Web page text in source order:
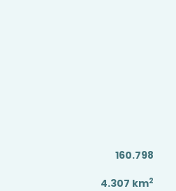
160.798
4.307 km2